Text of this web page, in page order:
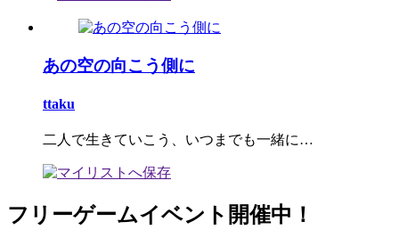
あの空の向こう側に
ttaku
二人で生きていこう、いつまでも一緒に…
フリーゲームイベント開催中！